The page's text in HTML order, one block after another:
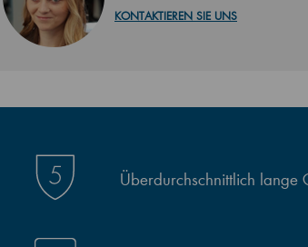
KONTAKTIEREN SIE UNS
Überdurchschnittlich lange